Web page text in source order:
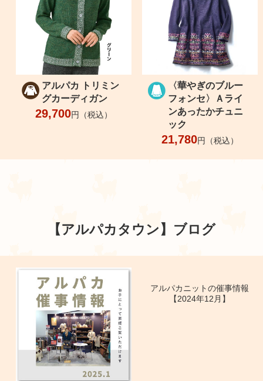
アルパカ トリミン
グカーディガン
29,700円（税込）
〈華やぎのブルー
フォンセ〉Ａライ
ンあったかチュニ
ック
21,780円（税込）
【アルパカタウン】 ブログ
アルパカニットの催事情報
【2024年12月】